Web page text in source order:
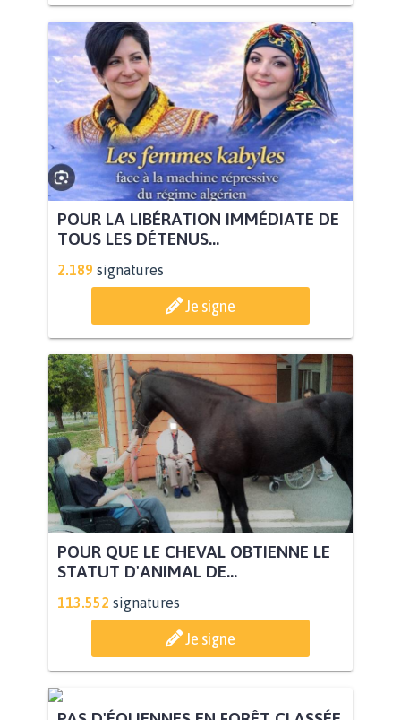
POUR LA LIBÉRATION IMMÉDIATE DE
TOUS LES DÉTENUS...
2.189 signatures
Je signe
POUR QUE LE CHEVAL OBTIENNE LE
STATUT D'ANIMAL DE...
113.552 signatures
Je signe